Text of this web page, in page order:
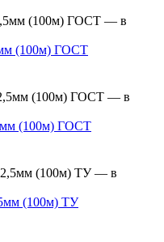
(100м) ГОСТ
(100м) ГОСТ
(100м) ТУ